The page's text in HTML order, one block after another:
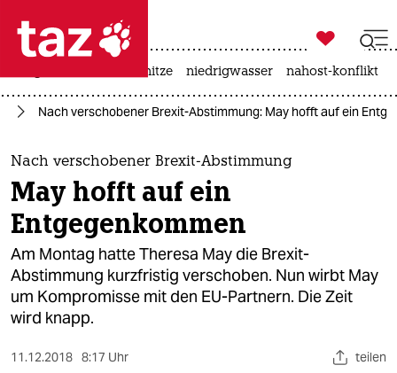
 taz zahl ich
taz zahl ich
themen
politik
öko
gesellschaft
kultur
sport

taz zahl ich
hitze niedrigwasser nahost-konflikt
Nach verschobener Brexit-Abstimmung: May hofft auf ein
Nach verschobener Brexit-Abstimmung
May hofft auf ein
Entgegenkommen
Am Montag hatte Theresa May die Brexit-
Abstimmung kurzfristig verschoben. Nun wirbt May
um Kompromisse mit den EU-Partnern. Die Zeit
wird knapp.
11.12.2018 8:17 Uhr teilen